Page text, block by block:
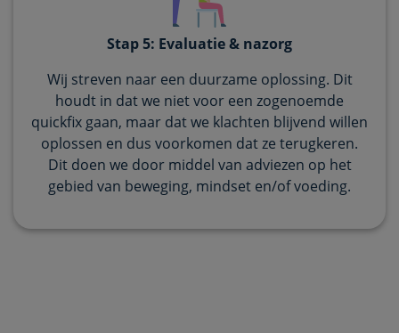
Stap 5: Evaluatie & nazorg
Wij streven naar een duurzame oplossing. Dit
houdt in dat we niet voor een zogenoemde
quickfix gaan, maar dat we klachten blijvend willen
oplossen en dus voorkomen dat ze terugkeren.
Dit doen we door middel van adviezen op het
gebied van beweging, mindset en/of voeding.